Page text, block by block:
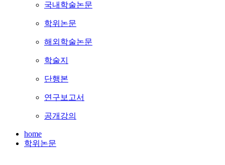
국내학술논문
학위논문
해외학술논문
학술지
단행본
연구보고서
공개강의
home
학위논문